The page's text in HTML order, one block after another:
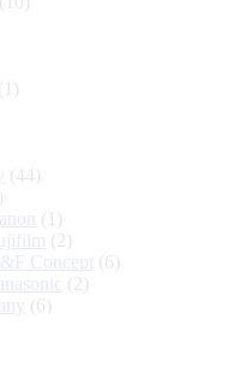
(1)
(44)
(1)
(2)
Concept (6)
(2)
(6)